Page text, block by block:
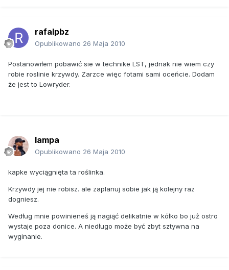
rafalpbz
Opublikowano 26 Maja 2010
Postanowiłem pobawić sie w technike LST, jednak nie wiem czy
robie roslinie krzywdy. Zarzce więc fotami sami oceńcie. Dodam
że jest to Lowryder.
lampa
Opublikowano 26 Maja 2010
kapke wyciągnięta ta roślinka.
Krzywdy jej nie robisz. ale zaplanuj sobie jak ją kolejny raz
dogniesz.
Według mnie powinieneś ją nagiąć delikatnie w kółko bo już ostro
wystaje poza donice. A niedługo może być zbyt sztywna na
wyginanie.